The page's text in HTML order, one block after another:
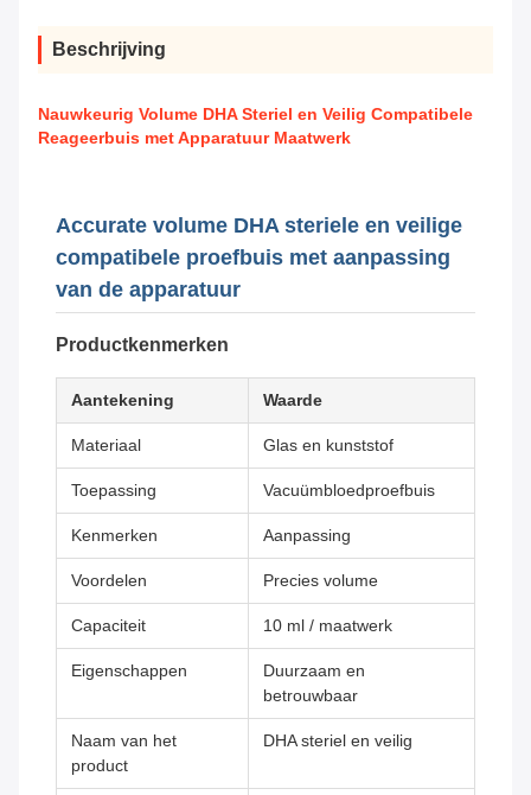
Beschrijving
Nauwkeurig Volume DHA Steriel en Veilig Compatibele
Reageerbuis met Apparatuur Maatwerk
Accurate volume DHA steriele en veilige
compatibele proefbuis met aanpassing
van de apparatuur
Productkenmerken
Aantekening Waarde
Materiaal Glas en kunststof
Toepassing Vacuümbloedproefbuis
Kenmerken Aanpassing
Voordelen Precies volume
Capaciteit 10 ml / maatwerk
Eigenschappen
Duurzaam en
betrouwbaar
Naam van het
product
DHA steriel en veilig